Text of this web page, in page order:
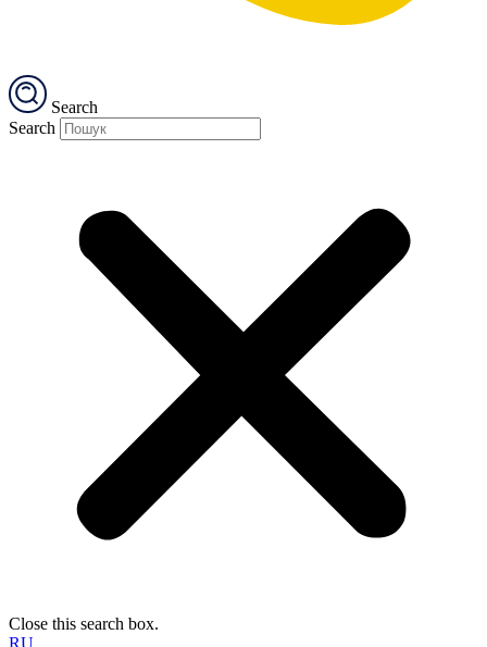
Search
Search
Close this search box.
RU